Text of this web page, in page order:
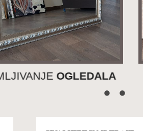
URAMLJIVANJE